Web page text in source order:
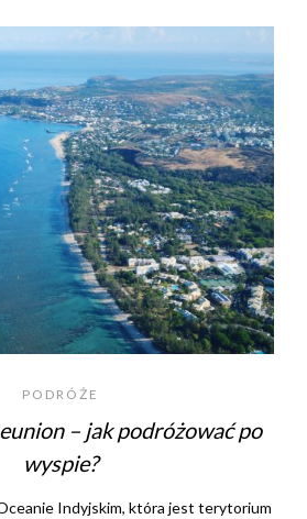
PODRÓŻE
– jak podróżować po
wyspie?
Indyjskim, która jest terytorium